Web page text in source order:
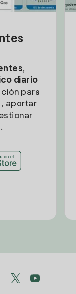
,
diario
para
aportar